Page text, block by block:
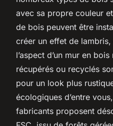
avec sa propre couleur
de bois peuvent être
créer un effet de
l’aspect d’un mur en
récupérés ou recyclés
pour un look plus
écologiques d’entre
fabricants proposent